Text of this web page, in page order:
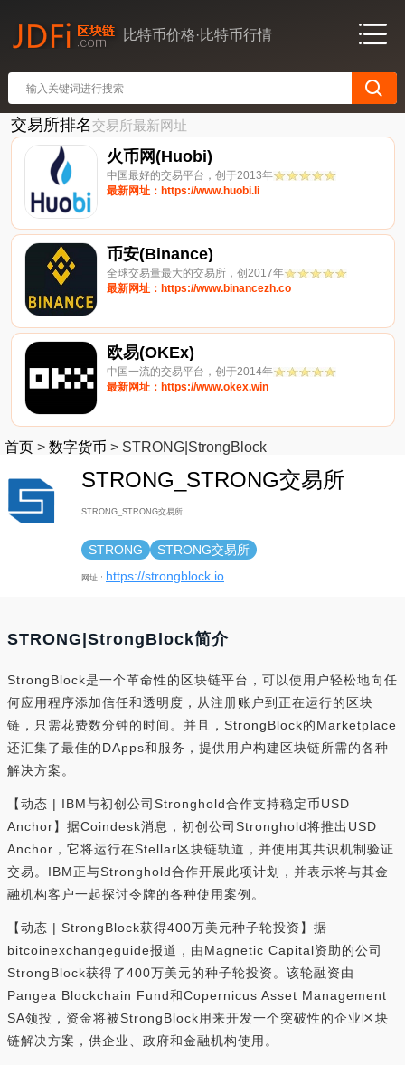
比特币价格·比特币行情
交易所排名交易所最新网址
火币网(Huobi)
中国最好的交易平台，创于2013年
最新网址：https://www.huobi.li
币安(Binance)
全球交易量最大的交易所，创2017年
最新网址：https://www.binancezh.co
欧易(OKEx)
中国一流的交易平台，创于2014年
最新网址：https://www.okex.win
首页 > 数字货币 > STRONG|StrongBlock
STRONG_STRONG交易所
STRONG_STRONG交易所
STRONG STRONG交易所
网址： https://strongblock.io
STRONG|StrongBlock简介
​StrongBlock是一个革命性的区块链平台，可以使用户轻松地向任
何应用程序添加信任和透明度，从注册账户到正在运行的区块
链，只需花费数分钟的时间。并且，StrongBlock的Marketplace
还汇集了最佳的DApps和服务，提供用户构建区块链所需的各种
解决方案。
【动态 | IBM与初创公司Stronghold合作支持稳定币USD
Anchor】据Coindesk消息，初创公司Stronghold将推出USD
Anchor，它将运行在Stellar区块链轨道，并使用其共识机制验证
交易。IBM正与Stronghold合作开展此项计划，并表示将与其金
融机构客户一起探讨令牌的各种使用案例。
【动态 | StrongBlock获得400万美元种子轮投资】据
bitcoinexchangeguide报道，由Magnetic Capital资助的公司
StrongBlock获得了400万美元的种子轮投资。该轮融资由
Pangea Blockchain Fund和Copernicus Asset Management
SA领投，资金将被StrongBlock用来开发一个突破性的企业区块
链解决方案，供企业、政府和金融机构使用。